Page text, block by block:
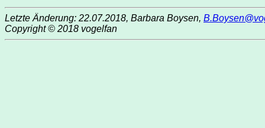
Letzte Änderung: 22.07.2018, Barbara Boysen,
Copyright © 2018 vogelfan